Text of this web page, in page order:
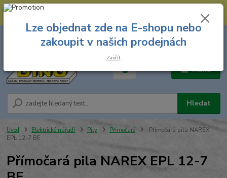
--- Spojovací materiál: 774 431 045 --- Prodejna nářadí: 731 449 423 --
Menu
Hledat
8.00 hod. - 16.00 hod.
za
Úvod Elektrické nářadí Pily Přímočaré
Přímočará pila NAREX
EPL 12-7 BE
Přímočará pila NAREX EPL 12-7
Lze objednat zde na E-shopu nebo
zakoupit v našich prodejnách
Zavřít